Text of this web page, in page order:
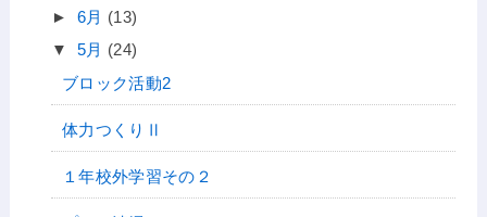
► 6月 (13)
▼ 5月 (24)
ブロック活動2
体力つくりⅡ
１年校外学習その２